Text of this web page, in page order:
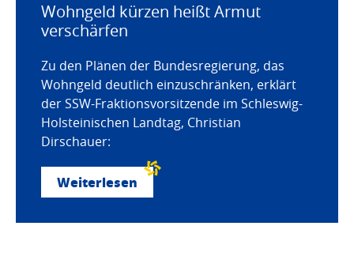
Wohngeld kürzen heißt Armut
verschärfen
Zu den Plänen der Bundesregierung, das
Wohngeld deutlich einzuschränken, erklärt
der SSW-Fraktionsvorsitzende im Schleswig-
Holsteinischen Landtag, Christian
Dirschauer:
Weiterlesen